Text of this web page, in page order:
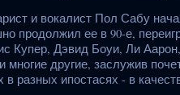
и вокалист Пол Сабу
продолжил ее в 90-е,
Купер, Дэвид Боуи, Ли
другие, заслужив
разных ипостасях - в